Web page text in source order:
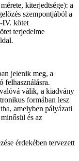
kiterjedtsége): a
szempontjából a
IV. kötet
terjedelme
jelenik meg, a
felhasználásra.
válik, a kiadvány
formában lesz
amelyben pályázati
és az
érdekében tervezett